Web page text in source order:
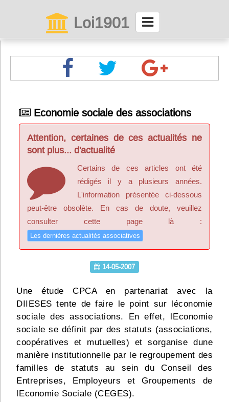
Loi1901
Menu général
ServiceAsso
Partager
VieAsso
Infos
Abo Lettrasso
Désabo Lettrasso
Nous contacter
Economie sociale des associations
Attention, certaines de ces actualités ne
sont plus... d'actualité
Certains de ces articles ont été
rédigés il y a plusieurs années.
L'information présentée ci-dessous
peut-être obsolète. En cas de doute, veuillez
consulter cette page là :
Les dernières actualités associatives
14-05-2007
Une étude CPCA en partenariat avec la
DIIESES tente de faire le point sur léconomie
sociale des associations. En effet, lEconomie
sociale se définit par des statuts (associations,
coopératives et mutuelles) et sorganise dune
manière institutionnelle par le regroupement des
familles de statuts au sein du Conseil des
Entreprises, Employeurs et Groupements de
lEconomie Sociale (CEGES).